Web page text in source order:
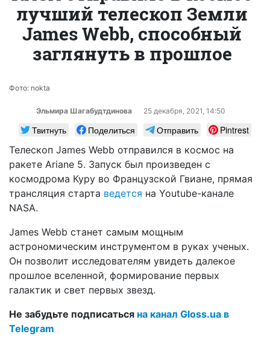
лучший телескоп Земли
James Webb, способный
заглянуть в прошлое
Фото: nokta
Эльмира Шагабудтдинова 25 декабря, 2021, 14:50
Твитнуть Поделиться Отправить
Pintrest
Телескоп James Webb отправился в космос на
ракете Ariane 5. Запуск был произведен с
космодрома Куру во Французской Гвиане, прямая
трансляция старта ведется на Youtube-канале
NASA.
James Webb станет самым мощным
астрономическим инструментом в руках ученых.
Он позволит исследователям увидеть далекое
прошлое вселенной, формирование первых
галактик и свет первых звезд.
Не забудьте подписаться на канал Gloss.ua в
Telegram